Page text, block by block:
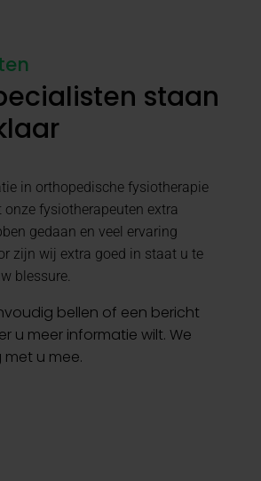
staan
in orthopedische fysiotherapie
onze fysiotherapeuten extra
gedaan en veel ervaring
zijn wij extra goed in staat u te
blessure.
bellen of een bericht
u meer informatie wilt. We
u mee.